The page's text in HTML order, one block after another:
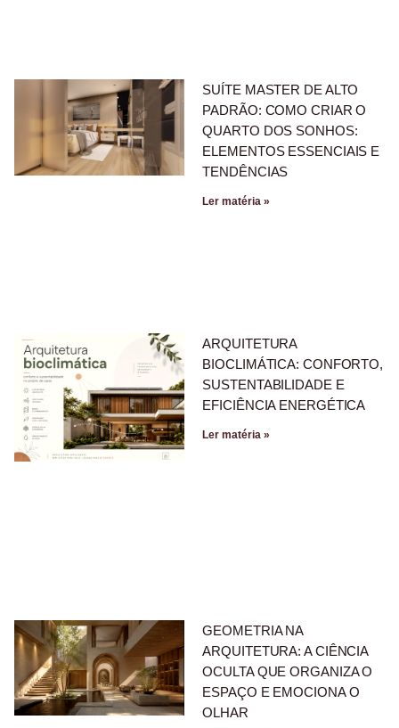
SUÍTE MASTER DE ALTO
PADRÃO: COMO CRIAR O
QUARTO DOS SONHOS:
ELEMENTOS ESSENCIAIS E
TENDÊNCIAS
Ler matéria »
ARQUITETURA
BIOCLIMÁTICA: CONFORTO,
SUSTENTABILIDADE E
EFICIÊNCIA ENERGÉTICA
Ler matéria »
GEOMETRIA NA
ARQUITETURA: A CIÊNCIA
OCULTA QUE ORGANIZA O
ESPAÇO E EMOCIONA O
OLHAR